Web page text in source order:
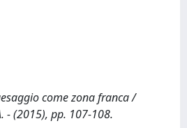
come zona franca /
- (2015), pp. 107-108.